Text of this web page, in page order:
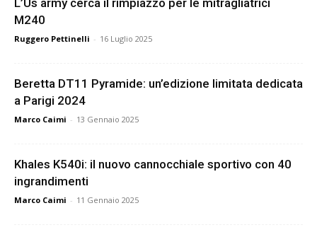
L’Us army cerca il rimpiazzo per le mitragliatrici
M240
Ruggero Pettinelli - 16 Luglio 2025
Beretta DT11 Pyramide: un’edizione limitata dedicata
a Parigi 2024
Marco Caimi - 13 Gennaio 2025
Khales K540i: il nuovo cannocchiale sportivo con 40
ingrandimenti
Marco Caimi - 11 Gennaio 2025